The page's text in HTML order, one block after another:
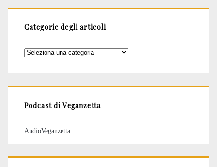
Categorie degli articoli
Categorie
Podcast di Veganzetta
AudioVeganzetta